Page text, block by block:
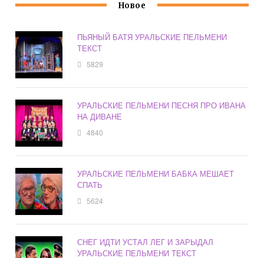
Новое
ПЬЯНЫЙ БАТЯ УРАЛЬСКИЕ ПЕЛЬМЕНИ
ТЕКСТ
5829
УРАЛЬСКИЕ ПЕЛЬМЕНИ ПЕСНЯ ПРО ИВАНА
НА ДИВАНЕ
4840
УРАЛЬСКИЕ ПЕЛЬМЕНИ БАБКА МЕШАЕТ
СПАТЬ
5624
СНЕГ ИДТИ УСТАЛ ЛЕГ И ЗАРЫДАЛ
УРАЛЬСКИЕ ПЕЛЬМЕНИ ТЕКСТ